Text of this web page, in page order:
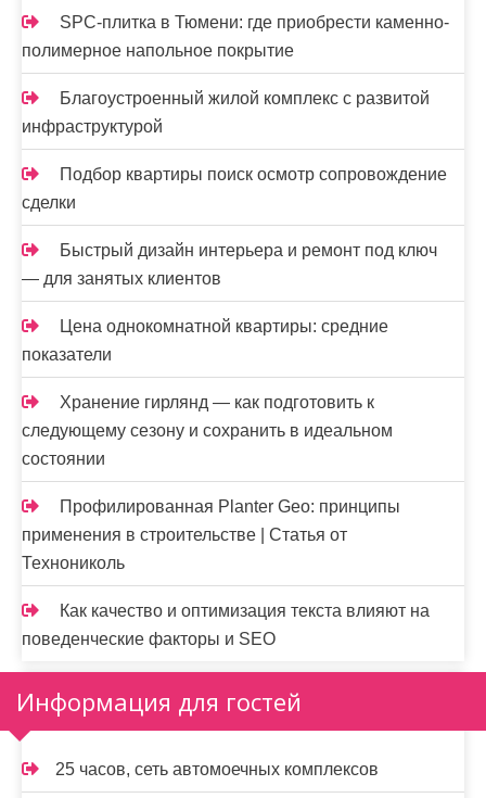
SPC-плитка в Тюмени: где приобрести каменно-
полимерное напольное покрытие
Благоустроенный жилой комплекс с развитой
инфраструктурой
Подбор квартиры поиск осмотр сопровождение
сделки
Быстрый дизайн интерьера и ремонт под ключ
— для занятых клиентов
Цена однокомнатной квартиры: средние
показатели
Хранение гирлянд — как подготовить к
следующему сезону и сохранить в идеальном
состоянии
Профилированная Planter Geo: принципы
применения в строительстве | Статья от
Технониколь
Как качество и оптимизация текста влияют на
поведенческие факторы и SEO
Информация для гостей
25 часов, сеть автомоечных комплексов